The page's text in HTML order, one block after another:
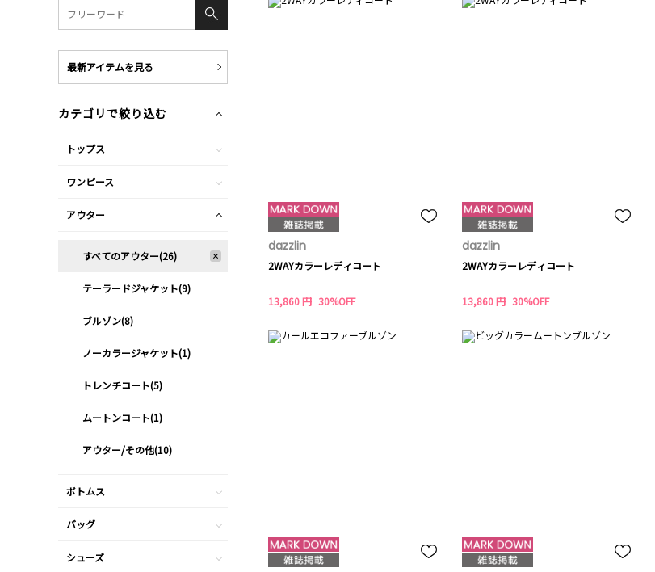
dazzlin
2WAYカラーレディコート
13,860 円 30%OFF
dazzlin
2WAYカラーレディコート
13,860 円 30%OFF
最新アイテムを見る
カテゴリで絞り込む
トップス
ワンピース
アウター
すべてのアウター(26)
テーラードジャケット(9)
ブルゾン(8)
ノーカラージャケット(1)
トレンチコート(5)
ムートンコート(1)
アウター/その他(10)
ボトムス
バッグ
シューズ